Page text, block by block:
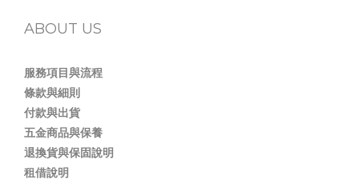
ABOUT US
服務項目與流程
條款與細則
付款與出貨
五金商品與保養
退換貨與保固說明
租借說明